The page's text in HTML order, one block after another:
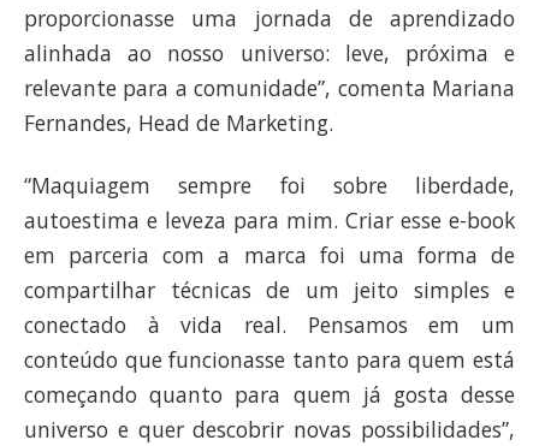
proporcionasse uma jornada de aprendizado
alinhada ao nosso universo: leve, próxima e
relevante para a comunidade”, comenta Mariana
Fernandes, Head de Marketing.
“Maquiagem sempre foi sobre liberdade,
autoestima e leveza para mim. Criar esse e-book
em parceria com a marca foi uma forma de
compartilhar técnicas de um jeito simples e
conectado à vida real. Pensamos em um
conteúdo que funcionasse tanto para quem está
começando quanto para quem já gosta desse
universo e quer descobrir novas possibilidades”,